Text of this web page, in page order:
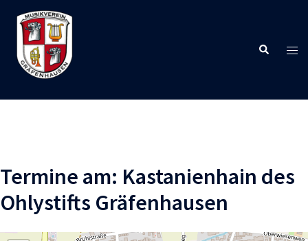
Inhalt
springen
Suche
Termine am: Kastanienhain des
Ohlystifts Gräfenhausen